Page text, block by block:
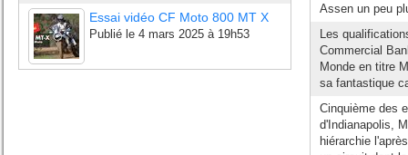
Essai vidéo CF Moto 800 MT X
Publié le 4 mars 2025 à 19h53
Assen un peu
Les
Commercial
Monde en titre
sa fantastique
Cinquième des
d'Indianapolis,
hiérarchie